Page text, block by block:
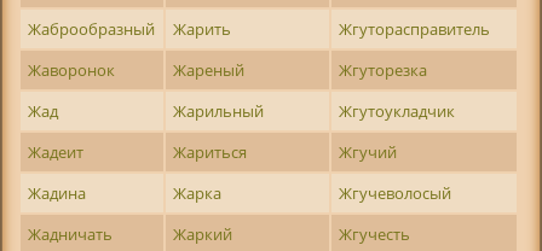
Жаброобразный
Жарить
Жгуторасправитель
Жаворонок
Жареный
Жгуторезка
Жад
Жарильный
Жгутоукладчик
Жадеит
Жариться
Жгучий
Жадина
Жарка
Жгучеволосый
Жадничать
Жаркий
Жгучесть